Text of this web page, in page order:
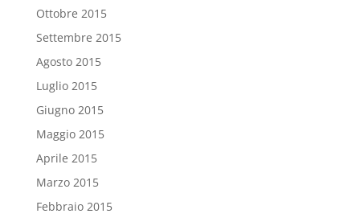
Ottobre 2015
Settembre 2015
Agosto 2015
Luglio 2015
Giugno 2015
Maggio 2015
Aprile 2015
Marzo 2015
Febbraio 2015